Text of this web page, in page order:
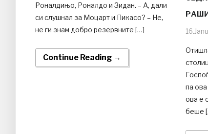
Роналдињо, Роналдо и Зидан. – А, дали
си слушнал за Моцарт и Пикасо? – Не,
не ги знам добро резервните […]
Continue Reading →
па
ова е
беше